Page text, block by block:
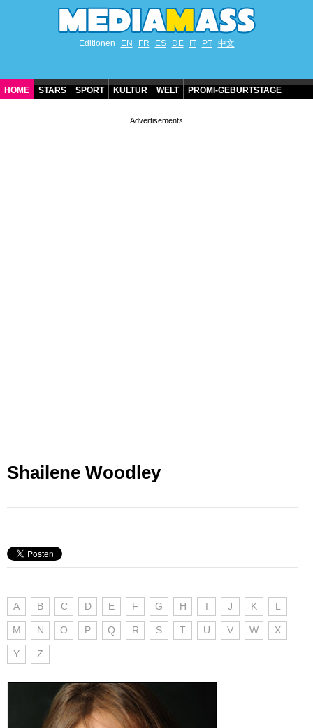
Editionen EN FR ES DE IT PT 中文
HOME STARS SPORT KULTUR WELT PROMI-GEBURTSTAGE
Shailene Woodley
A B C D E F G H I J K L
M N O P Q R S T U V W X
Y Z